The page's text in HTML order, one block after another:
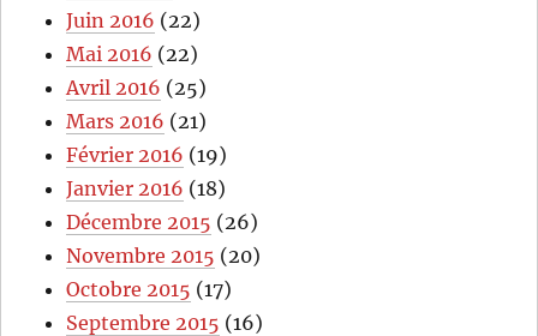
Juin 2016 (22)
Mai 2016 (22)
Avril 2016 (25)
Mars 2016 (21)
Février 2016 (19)
Janvier 2016 (18)
Décembre 2015 (26)
Novembre 2015 (20)
Octobre 2015 (17)
Septembre 2015 (16)